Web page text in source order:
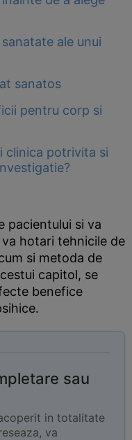
ale unui
sanatos
pentru corp si
clinica potrivita si
pacientului si va
hotari tehnicile de
si metoda de
capitol, se
benefice
sau
in totalitate
va